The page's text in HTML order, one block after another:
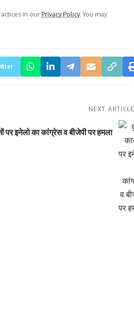
in ourPrivacy Policy. You may
NEXT ARTICLE
पर इनेलो का कांग्रेस व बीजेपी पर हमला